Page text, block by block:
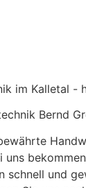
Bernd
uns
schnell und